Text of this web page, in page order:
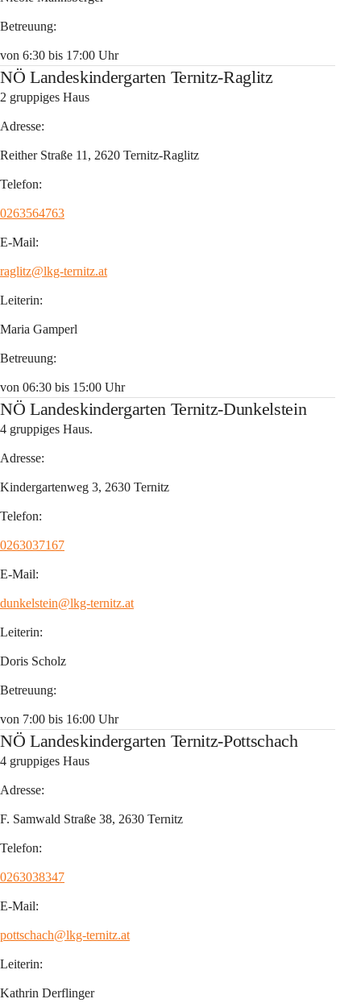
Betreuung:
von 6:30 bis 17:00 Uhr
NÖ Landeskindergarten Ternitz-Raglitz
2 gruppiges Haus
Adresse:
Reither Straße 11, 2620 Ternitz-Raglitz
Telefon:
0263564763
E-Mail:
raglitz@lkg-ternitz.at
Leiterin:
Maria Gamperl
Betreuung:
von 06:30 bis 15:00 Uhr
NÖ Landeskindergarten Ternitz-Dunkelstein
4 gruppiges Haus.
Adresse:
Kindergartenweg 3, 2630 Ternitz
Telefon:
0263037167
E-Mail:
dunkelstein@lkg-ternitz.at
Leiterin:
Doris Scholz
Betreuung:
von 7:00 bis 16:00 Uhr
NÖ Landeskindergarten Ternitz-Pottschach
4 gruppiges Haus
Adresse:
F. Samwald Straße 38, 2630 Ternitz
Telefon:
0263038347
E-Mail:
pottschach@lkg-ternitz.at
Leiterin:
Kathrin Derflinger